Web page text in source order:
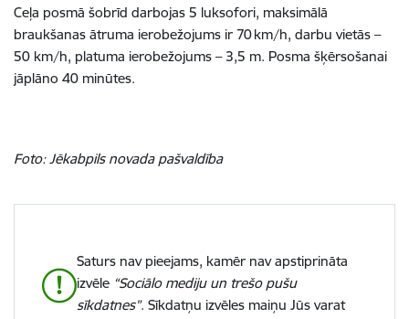
Ceļa posmā šobrīd darbojas 5 luksofori, maksimālā
braukšanas ātruma ierobežojums ir 70km/h, darbu vietās –
50 km/h, platuma ierobežojums –3,5 m. Posma šķērsošanai
jāplāno 40 minūtes.
Foto: Jēkabpils novada pašvaldība
Saturs nav pieejams, kamēr nav apstiprināta
izvēle “Sociālo mediju un trešo pušu
sīkdatnes”. Sīkdatņu izvēles maiņu Jūs varat